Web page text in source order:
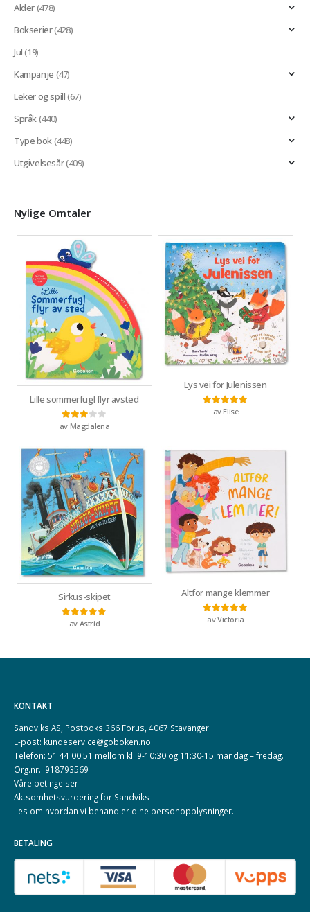
Alder(478)
Bokserier(428)
Jul(19)
Kampanje (47)
Leker og spill(67)
Språk(440)
Type bok(448)
Utgivelsesår(409)
Nylige Omtaler
Lille sommerfugl flyr avsted
Vurdert3av 5
av Magdalena
Lys vei for Julenissen
Vurdert5
av Elise
Sirkus-skipet
Vurdert5
av Astrid
Altfor mange klemmer
Vurdert5av 5
av Victoria
KONTAKT
Sandviks AS, Postboks 366 Forus, 4067 Stavanger.
E-post: kundeservice@goboken.no
Telefon: 51 44 00 51 mellom kl. 9-10:30 og 11:30-15 mandag – fredag.
Org.nr.: 918793569
Våre betingelser
Aktsomhetsvurdering for Sandviks
Les om hvordan vi behandler dine personopplysninger.
BETALING